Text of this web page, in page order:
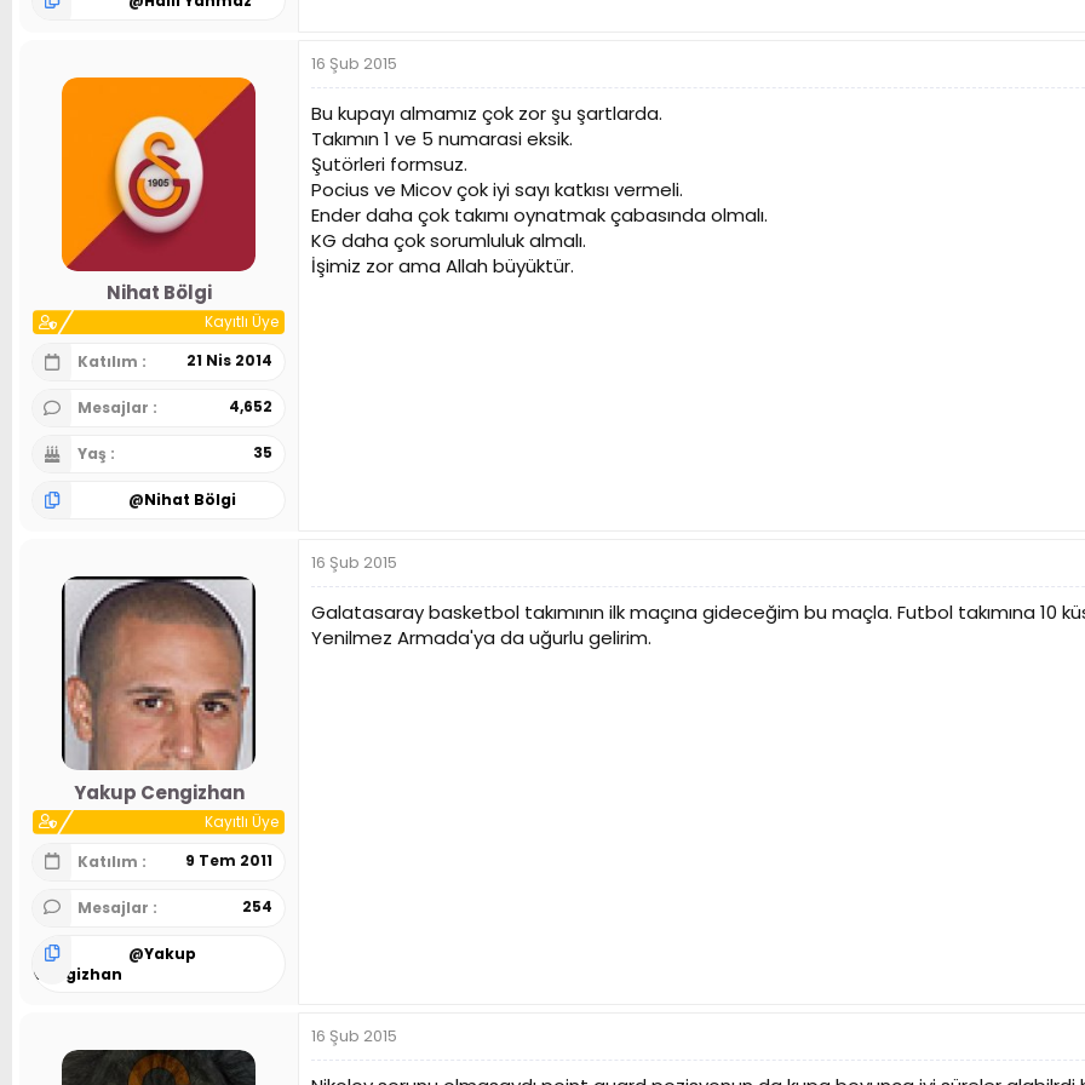
Nihat Bölgi
Kayıtlı Üye
Katılım
21 Nis 2014
Mesajlar 4,652
Yaş 35
@Nihat Bölgi
16 Şub 2015
Bu kupayı almamız çok zor şu şartlarda.
Takımın 1 ve 5 numarasi eksik.
Şutörleri formsuz.
Pocius ve Micov çok iyi sayı katkısı vermeli.
Ender daha çok takımı oynatmak çabasında olmalı.
KG daha çok sorumluluk almalı.
İşimiz zor ama Allah büyüktür.
Yakup Cengizhan
Kayıtlı Üye
Katılım
9 Tem 2011
Mesajlar 254
@Yakup
Cengizhan
16 Şub 2015
Galatasaray basketbol takımının ilk maçına gideceğim bu maçla. Futbol takımına
Yenilmez Armada'ya da uğurlu gelirim.
16 Şub 2015